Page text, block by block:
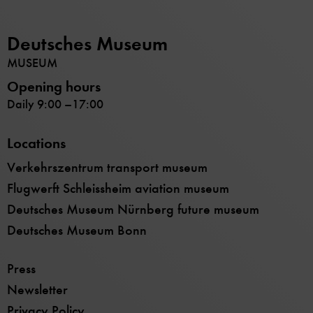
Deutsches Museum
MUSEUM
Opening hours
Daily 9:00 –17:00
Locations
Verkehrszentrum transport museum
Flugwerft Schleissheim aviation museum
Deutsches Museum Nürnberg future museum
Deutsches Museum Bonn
Press
Newsletter